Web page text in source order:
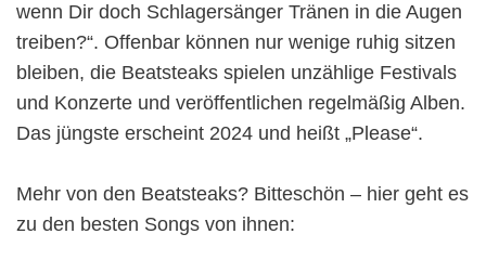
wenn Dir doch Schlagersänger Tränen in die Augen
treiben?“. Offenbar können nur wenige ruhig sitzen
bleiben, die Beatsteaks spielen unzählige Festivals
und Konzerte und veröffentlichen regelmäßig Alben.
Das jüngste erscheint 2024 und heißt „Please“.
Mehr von den Beatsteaks? Bitteschön – hier geht es
zu den besten Songs von ihnen: